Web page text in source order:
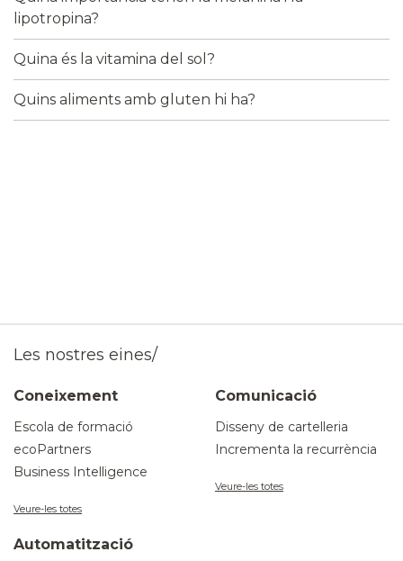
lipotropina?
Quina és la vitamina del sol?
Quins aliments amb gluten hi ha?
Les nostres eines/
Coneixement
Escola de formació
ecoPartners
Business Intelligence
Veure-les totes
Comunicació
Disseny de cartelleria
Incrementa la recurrència
Veure-les totes
Automatització